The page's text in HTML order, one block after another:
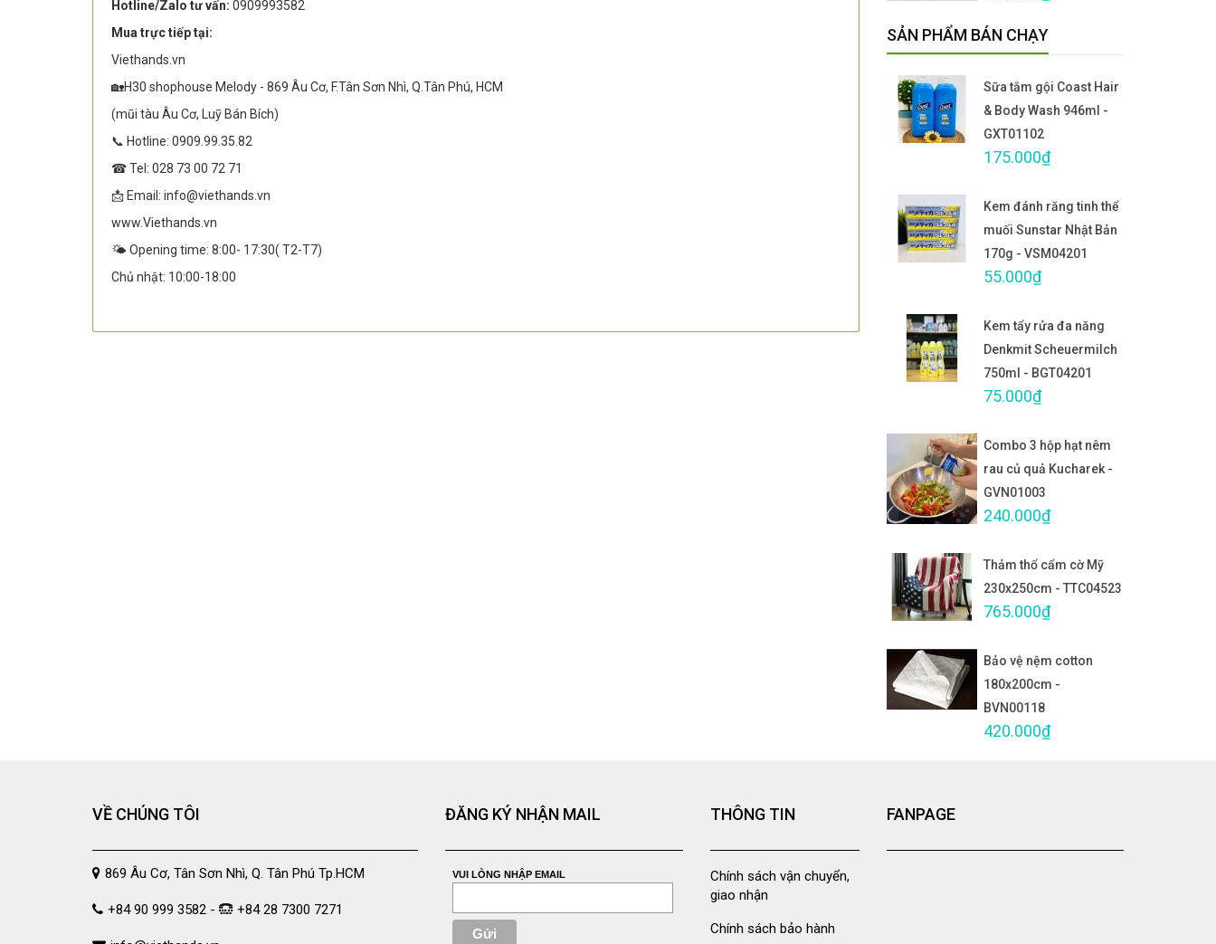
Hotline/Zalo tư vấn: 0909993582
Mua trực tiếp tại:
Viethands.vn
🏡H30 shophouse Melody - 869 Âu Cơ, F.Tân Sơn Nhì, Q.Tân Phú, HCM
(mũi tàu Âu Cơ, Luỹ Bán Bích)
📞 Hotline: 0909.99.35.82
☎ Tel: 028 73 00 72 71
📩 Email: info@viethands.vn
www.Viethands.vn
🌤️ Opening time: 8:00- 17:30( T2-T7)
Chủ nhật: 10:00-18:00
SẢN PHẨM BÁN CHẠY
Sữa tắm gội Coast Hair
& Body Wash 946ml -
GXT01102
175.000₫
Kem đánh răng tinh thể
muối Sunstar Nhật Bản
170g - VSM04201
55.000₫
Kem tẩy rửa đa năng
Denkmit Scheuermilch
750ml - BGT04201
75.000₫
Combo 3 hộp hạt nêm
rau củ quả Kucharek -
GVN01003
240.000₫
Thảm thổ cẩm cờ Mỹ
230x250cm - TTC04523
765.000₫
Bảo vệ nệm cotton
180x200cm -
BVN00118
420.000₫
VỀ CHÚNG TÔI
869 Âu Cơ, Tân Sơn Nhì, Q. Tân Phú Tp.HCM
+84 90 999 3582 - +84 28 7300 7271
ĐĂNG KÝ NHẬN MAIL
VUI LÒNG NHẬP EMAIL
THÔNG TIN
Chính sách vận chuyển,
giao nhận
Chính sách bảo hành
FANPAGE